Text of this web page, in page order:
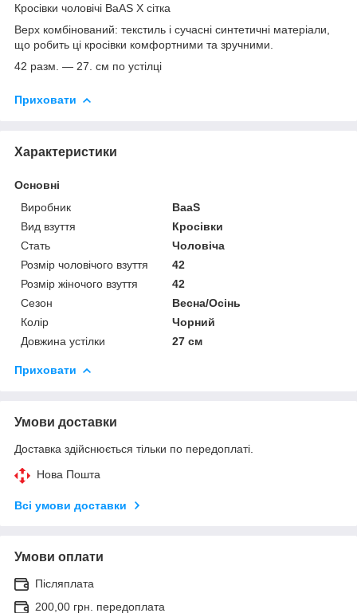
Кросівки чоловічі BaAS X сітка
Верх комбінований: текстиль і сучасні синтетичні матеріали,
що робить ці кросівки комфортними та зручними.
42 разм. ― 27. см по устілці
Приховати
Характеристики
Основні
Виробник
BaaS
Вид взуття
Кросівки
Стать
Чоловіча
Розмір чоловічого взуття
42
Розмір жіночого взуття
42
Сезон
Весна/Осінь
Колір
Чорний
Довжина устілки
27 см
Приховати
Умови доставки
Доставка здійснюється тільки по передоплаті.
Нова Пошта
Всі умови доставки
Умови оплати
Післяплата
200,00 грн. передоплата